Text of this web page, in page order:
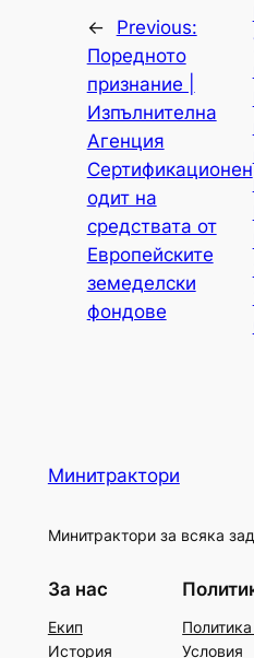
←
Previous:
Поредното
признание |
Изпълнителна
Агенция
Сертификационен
одит на
средствата от
Европейските
земеделски
фондове
Минитрактори
Минитрактори за всяка
За нас
Екип
История
Условия